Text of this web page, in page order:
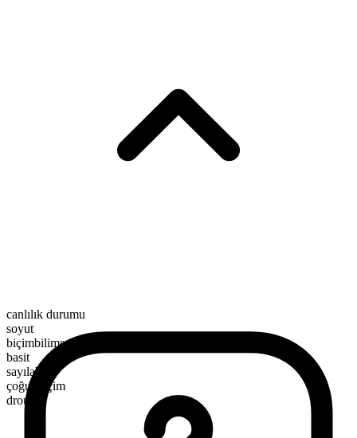
canlılık durumu
soyut
biçimbilimsel yapı
basit
sayılabilir
çoğul biçim
drouths